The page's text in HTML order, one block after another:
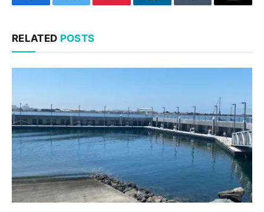
FacebookTwitter Pinterest LinkedInTumblr Email
RELATED POSTS